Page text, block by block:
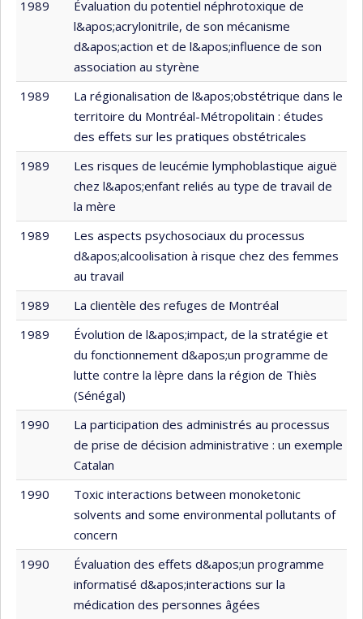
1989
Évaluation du potentiel néphrotoxique de
l&apos;acrylonitrile, de son mécanisme
d&apos;action et de l&apos;influence de son
association au styrène
1989
La régionalisation de l&apos;obstétrique dans le
territoire du Montréal-Métropolitain : études
des effets sur les pratiques obstétricales
1989
Les risques de leucémie lymphoblastique aiguë
chez l&apos;enfant reliés au type de travail de
la mère
1989
Les aspects psychosociaux du processus
d&apos;alcoolisation à risque chez des femmes
au travail
1989
La clientèle des refuges de Montréal
1989
Évolution de l&apos;impact, de la stratégie et
du fonctionnement d&apos;un programme de
lutte contre la lèpre dans la région de Thiès
(Sénégal)
1990
La participation des administrés au processus
de prise de décision administrative : un exemple
Catalan
1990
Toxic interactions between monoketonic
solvents and some environmental pollutants of
concern
1990
Évaluation des effets d&apos;un programme
informatisé d&apos;interactions sur la
médication des personnes âgées